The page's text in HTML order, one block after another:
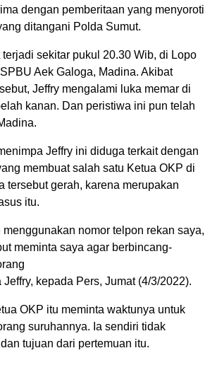
dengan pemberitaan yang menyoroti
ditangani Polda Sumut.
sekitar pukul 20.30 Wib, di Lopo
Aek Galoga, Madina. Akibat
Jeffry mengalami luka memar di
kanan. Dan peristiwa ini pun telah
Jeffry ini diduga terkait dengan
membuat salah satu Ketua OKP di
tersebut gerah, karena merupakan
itu.
menggunakan nomor telpon rekan saya,
meminta saya agar berbincang-
Jeffry, kepada Pers, Jumat (4/3/2022).
OKP itu meminta waktunya untuk
suruhannya. Ia sendiri tidak
tujuan dari pertemuan itu.